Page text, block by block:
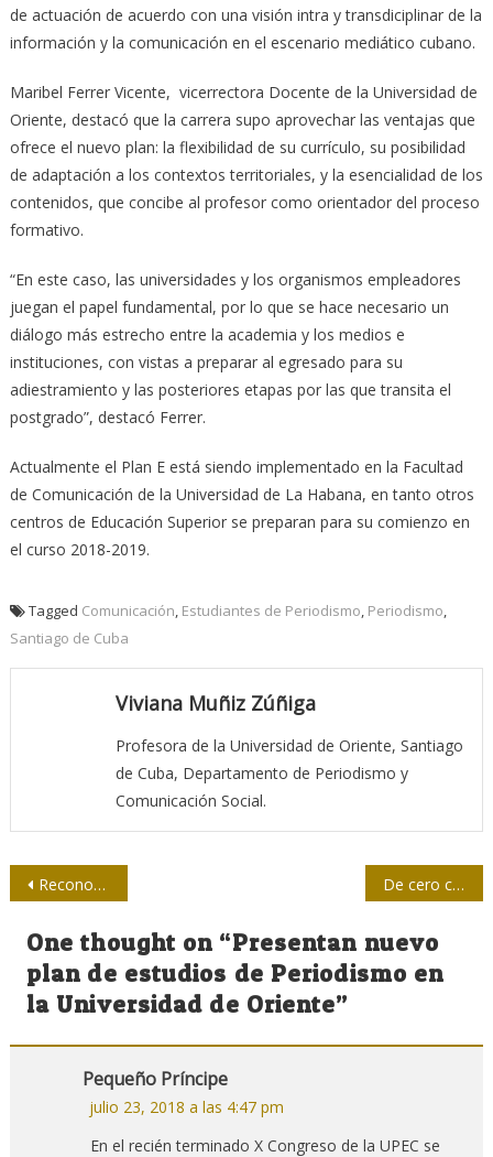
de actuación de acuerdo con una visión intra y transdiciplinar de la
información y la comunicación en el escenario mediático cubano.
Maribel Ferrer Vicente, vicerrectora Docente de la Universidad de
Oriente, destacó que la carrera supo aprovechar las ventajas que
ofrece el nuevo plan: la flexibilidad de su currículo, su posibilidad
de adaptación a los contextos territoriales, y la esencialidad de los
contenidos, que concibe al profesor como orientador del proceso
formativo.
“En este caso, las universidades y los organismos empleadores
juegan el papel fundamental, por lo que se hace necesario un
diálogo más estrecho entre la academia y los medios e
instituciones, con vistas a preparar al egresado para su
adiestramiento y las posteriores etapas por las que transita el
postgrado”, destacó Ferrer.
Actualmente el Plan E está siendo implementado en la Facultad
de Comunicación de la Universidad de La Habana, en tanto otros
centros de Educación Superior se preparan para su comienzo en
el curso 2018-2019.
Tagged Comunicación, Estudiantes de Periodismo, Periodismo,
Santiago de Cuba
Viviana Muñiz Zúñiga
Profesora de la Universidad de Oriente, Santiago
de Cuba, Departamento de Periodismo y
Comunicación Social.
Navegación
de
entradas
Reconocimiento a locutores en la provincia de Granma De cero con Las Tunas
One thought on “Presentan nuevo
plan de estudios de Periodismo en
la Universidad de Oriente”
Pequeño Príncipe
julio 23, 2018 a las 4:47 pm
En el recién terminado X Congreso de la UPEC se